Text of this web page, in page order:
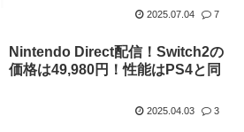
2025.07.04 7
Nintendo Direct配信！Switch2の
価格は49,980円！性能はPS4と同
2025.04.03 3